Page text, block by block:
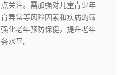
关注。需加强对儿童青少年
异常等风险因素和疾病的筛
化老年预防保健，提升老年
水平。